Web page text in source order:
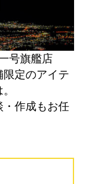
号旗艦店
定のアイテ
・作成もお任